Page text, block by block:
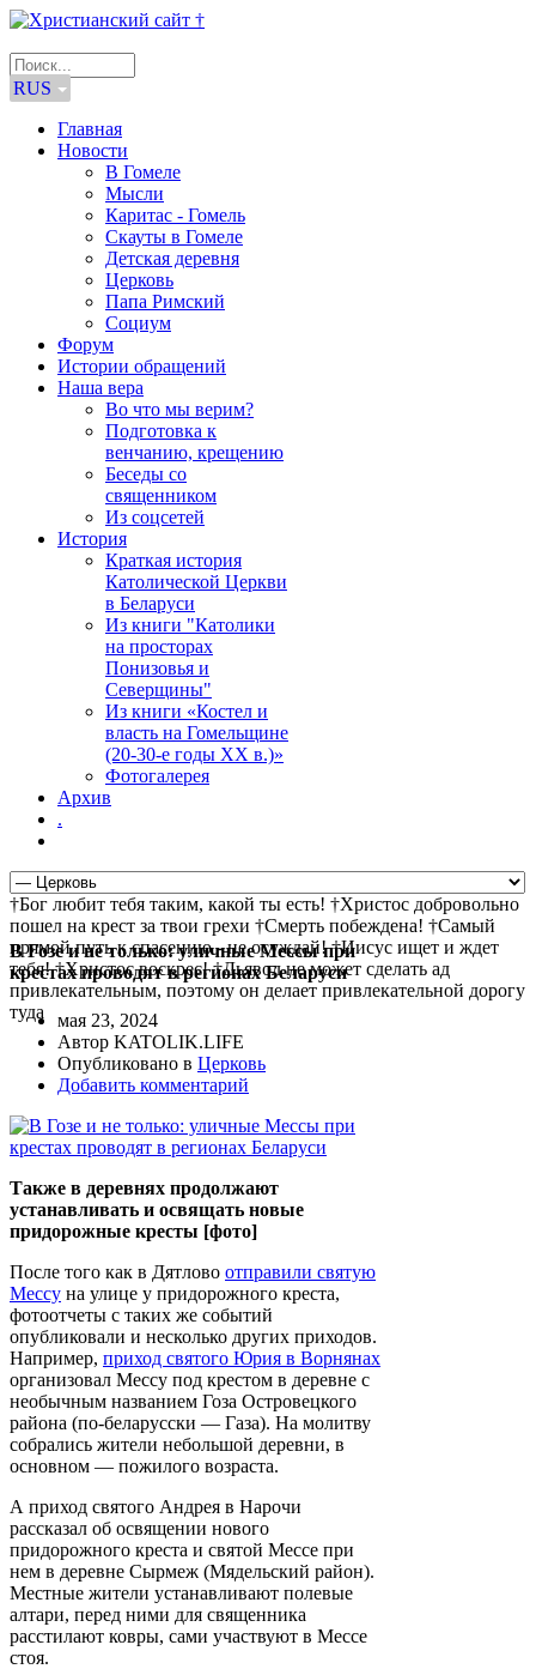
RUS
Главная
Новости
В Гомеле
Мысли
Каритас - Гомель
Скауты в Гомеле
Детская деревня
Церковь
Папа Римский
Социум
Форум
Истории обращений
Наша вера
Во что мы верим?
Подготовка к
венчанию, крещению
Беседы со
священником
Из соцсетей
История
Краткая история
Католической Церкви
в Беларуси
Из книги "Католики
на просторах
Понизовья и
Северщины"
Из книги «Костел и
власть на Гомельщине
(20-30-е годы ХХ в.)»
Фотогалерея
Архив
.
†Бог любит тебя таким, какой ты есть! †Христос добровольно
пошел на крест за твои грехи †Смерть побеждена! †Самый
прямой путь к спасению - не осуждай! †Иисус ищет и ждет
тебя! †Христос воскрес! †Дьявол не может сделать ад
привлекательным, поэтому он делает привлекательной дорогу
туда
В Гозе и не только: уличные Мессы при
крестах проводят в регионах Беларуси
мая 23, 2024
Автор KATOLIK.LIFE
Опубликовано в Церковь
Добавить комментарий
Также в деревнях продолжают
устанавливать и освящать новые
придорожные кресты [фото]
После того как в Дятлово отправили святую
Мессу на улице у придорожного креста,
фотоотчеты с таких же событий
опубликовали и несколько других приходов.
Например, приход святого Юрия в Ворнянах
организовал Мессу под крестом в деревне с
необычным названием Гоза Островецкого
района (по-беларусски — Газа). На молитву
собрались жители небольшой деревни, в
основном — пожилого возраста.
А приход святого Андрея в Нарочи
рассказал об освящении нового
придорожного креста и святой Мессе при
нем в деревне Сырмеж (Мядельский район).
Местные жители устанавливают полевые
алтари, перед ними для священника
расстилают ковры, сами участвуют в Мессе
стоя.